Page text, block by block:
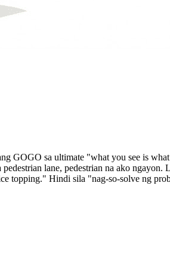
GOGO sa ultimate "what you see is
lane, pedestrian na ako
topping." Hindi sila "nag-so-solve ng